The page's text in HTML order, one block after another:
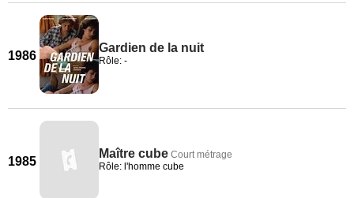
1986
Gardien de la nuit
Rôle: -
1985
Maître cube Court métrage
Rôle: l'homme cube